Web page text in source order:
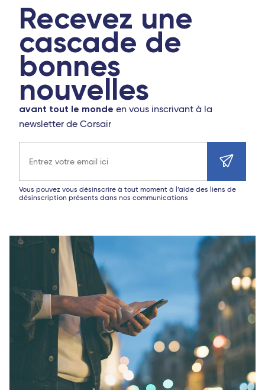
Recevez une
cascade de
bonnes
nouvelles
avant tout le monde en vous inscrivant à la
newsletter de Corsair
Vous pouvez vous désinscrire à tout moment à l’aide des liens de
désinscription présents dans nos communications